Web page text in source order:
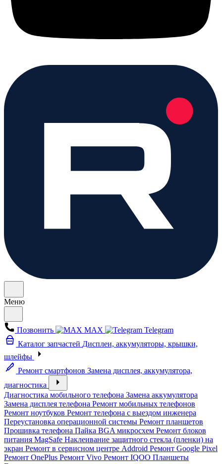
Меню
Позвонить MAX
Telegram
Каталог запчастей Дисплеи, аккумуляторы, крышки,
шлейфы
Ремонт смартфонов Замена дисплея, аккумулятора,
диагностика
Диагностика мобильного телефона Замена аккумулятора
Замена дисплея телефона Ремонт мобильных телефонов
Ремонт ноутбуков Ремонт телефона с выездом инженера
Переустановка операционной системы Ремонт планшетов
Прошивка телефона Пайка BGA микросхем Ремонт блоков
питания MagSafe Наклеивание защитного стекла (пленки) на
экран Ремонт в сервисном центре Addroid Ремонт Google Pixel
Ремонт OnePlus Ремонт Vivo Ремонт IQOO Планшеты